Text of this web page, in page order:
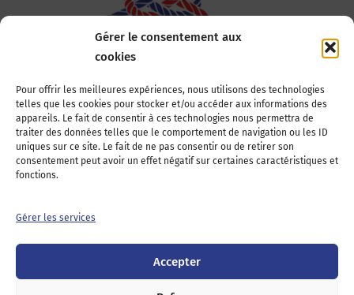
Gérer le consentement aux
cookies
Pour offrir les meilleures expériences, nous utilisons des technologies
telles que les cookies pour stocker et/ou accéder aux informations des
appareils. Le fait de consentir à ces technologies nous permettra de
traiter des données telles que le comportement de navigation ou les ID
uniques sur ce site. Le fait de ne pas consentir ou de retirer son
consentement peut avoir un effet négatif sur certaines caractéristiques et
fonctions.
Gérer les services
Accepter
Association Nationale des Elus des Littoraux
22, boulevard de la Tour-Maubourg
75007 Paris
Tél : 01 44 11 11 70
E-mail : anel-secretariat@anel.asso.fr
Devenez adhérents
Twitter